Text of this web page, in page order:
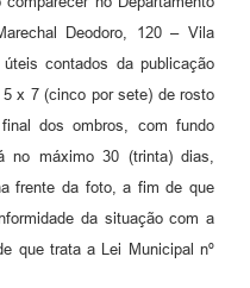
Deodoro, 120 – Vila
contados da publicação
x 7 (cinco por sete) de rosto
dos ombros, com fundo
no máximo 30 (trinta) dias,
frente da foto, a fim de que
da situação com a
que trata a Lei Municipal nº